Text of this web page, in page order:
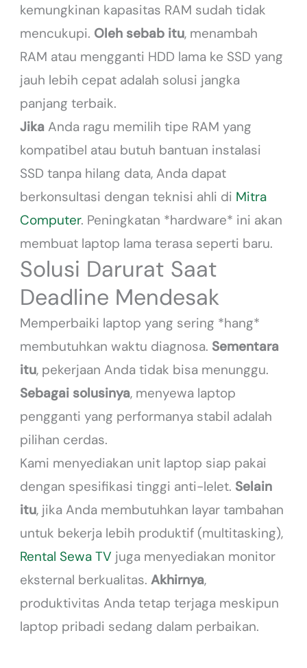
kemungkinan kapasitas RAM sudah tidak
mencukupi. Oleh sebab itu, menambah
RAM atau mengganti HDD lama ke SSD yang
jauh lebih cepat adalah solusi jangka
panjang terbaik.
Jika Anda ragu memilih tipe RAM yang
kompatibel atau butuh bantuan instalasi
SSD tanpa hilang data, Anda dapat
berkonsultasi dengan teknisi ahli di Mitra
Computer. Peningkatan *hardware* ini akan
membuat laptop lama terasa seperti baru.
Solusi Darurat Saat
Deadline Mendesak
Memperbaiki laptop yang sering *hang*
membutuhkan waktu diagnosa. Sementara
itu, pekerjaan Anda tidak bisa menunggu.
Sebagai solusinya, menyewa laptop
pengganti yang performanya stabil adalah
pilihan cerdas.
Kami menyediakan unit laptop siap pakai
dengan spesifikasi tinggi anti-lelet. Selain
itu, jika Anda membutuhkan layar tambahan
untuk bekerja lebih produktif (multitasking),
Rental Sewa TV juga menyediakan monitor
eksternal berkualitas.Akhirnya,
produktivitas Anda tetap terjaga meskipun
laptop pribadi sedang dalam perbaikan.